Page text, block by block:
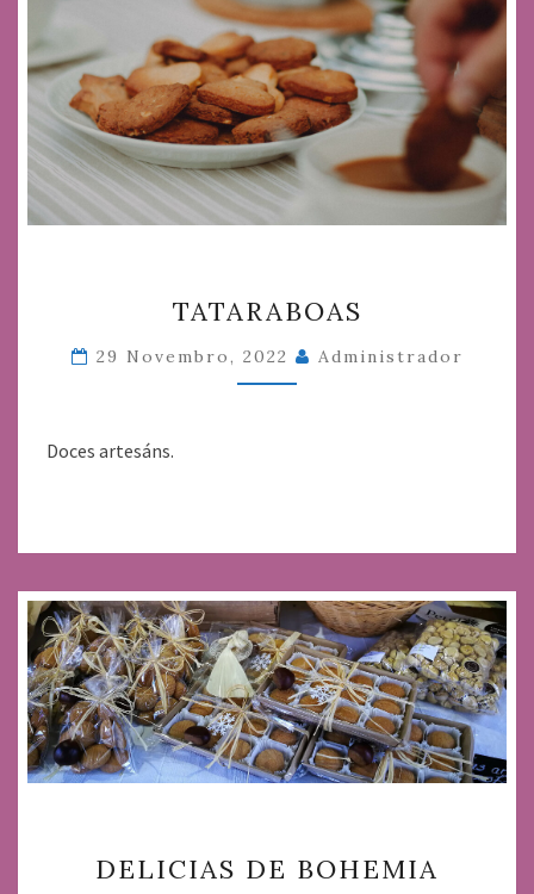
TATARABOAS
29 Novembro, 2022 Administrador
Doces artesáns.
DE
DELICIAS DE BOHEMIA